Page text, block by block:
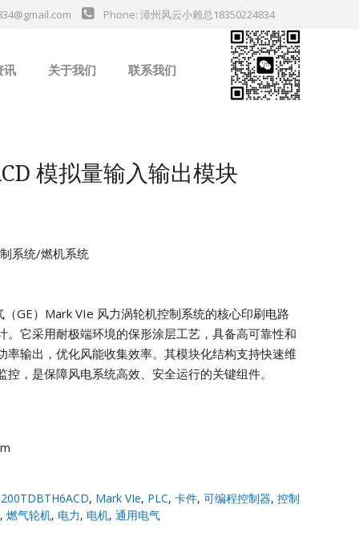
Phone: 漳州风云小赖总18350224834
讯 关于我们 联系我们
模拟量输入输出模块
系统/燃机系统
GE）Mark VIe 风力涡轮机控制系统的核心印刷电路
。它采用耐极端环境的保形涂层工艺，具备高可靠性和
率输出，优化风能收集效率。其模块化结构支持快速维
，是保障风电系统高效、安全运行的关键组件。
, Mark VIe, PLC, 卡件, 可编程控制器, 控制
, 燃气轮机, 电力, 电机, 通用电气